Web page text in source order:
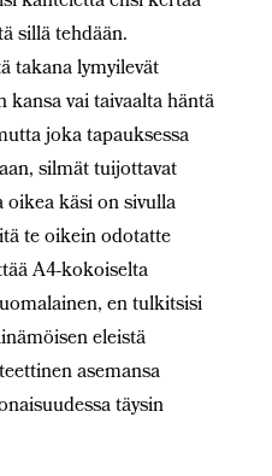
sillä tehdään.
takana lymyilevät
vai taivaalta häntä
joka tapauksessa
silmät tuijottavat
oikea käsi on sivulla
te oikein odotatte
A4-kokoiselta
en tulkitsisi
eleistä
asemansa
täysin